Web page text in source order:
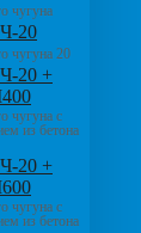
чугуна
20
чугуна 20
20 +
чугуна с
из бетона
20 +
чугуна с
из бетона